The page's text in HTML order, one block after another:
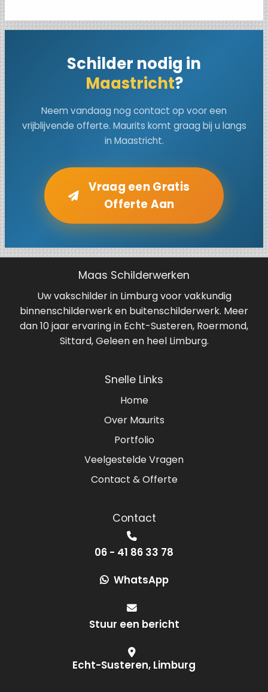
Schilder nodig in
Maastricht?
Neem vandaag nog contact op voor een
vrijblijvende offerte. Maurits komt graag bij u langs
in Maastricht.
Vraag een Gratis
Offerte Aan
Maas Schilderwerken
Uw vakschilder in Limburg voor vakkundig
binnenschilderwerk en buitenschilderwerk. Meer
dan 10 jaar ervaring in Echt-Susteren, Roermond,
Sittard, Geleen en heel Limburg.
Snelle Links
Home
Over Maurits
Portfolio
Veelgestelde Vragen
Contact & Offerte
Contact
06 - 41 86 33 78
WhatsApp
Stuur een bericht
Echt-Susteren, Limburg